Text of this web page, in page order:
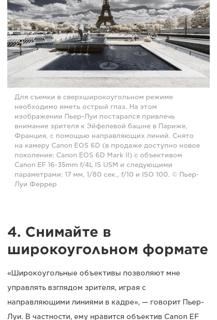
Для съемки в сверхширокоугольном режиме
необходимо иметь острый глаз. На этом
изображении Пьер-Луи постарался привлечь
внимание зрителя к Эйфелевой башне в Париже,
Франция, с помощью направляющих линий. Снято
на камеру Canon EOS 6D (в продаже доступно новое
поколение: Canon EOS 6D Mark II) с объективом
Canon EF 16-35mm f/4L IS USM и следующими
параметрами: 17 мм, 1/80 сек., f/10 и ISO 100. © Пьер-
Луи Феррер
4. Снимайте в
широкоугольном формате
«Широкоугольные объективы позволяют мне
управлять взглядом зрителя, играя с
направляющими линиями в кадре», — говорит Пьер-
Луи. В частности, ему нравится объектив Canon EF